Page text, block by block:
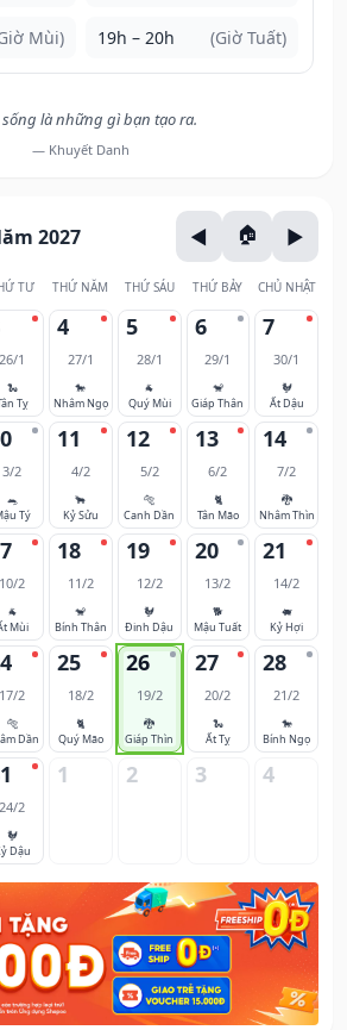
Mùi) 19h – 20h (Giờ Tuất)
sống là những gì bạn tạo ra.
— Khuyết Danh
2027
TƯ THỨ NĂM THỨ SÁU THỨ BẢY CHỦ NHẬT
26/1
🐍
Tỵ
4
27/1
🐎
Nhâm Ngọ
5
28/1
🐐
Quý Mùi
6
29/1
🐒
Giáp Thân
7
30/1
🐓
Ất Dậu
3/2
🐀
Tý
11
4/2
🐂
Kỷ Sửu
12
5/2
🐅
Canh Dần
13
6/2
🐈
Tân Mão
14
7/2
🐉
Nhâm Thìn
10/2
🐐
Mùi
18
11/2
🐒
Bính Thân
19
12/2
🐓
Đinh Dậu
20
13/2
🐕
Mậu Tuất
21
14/2
🐖
Kỷ Hợi
17/2
🐅
Dần
25
18/2
🐈
Quý Mão
26
19/2
🐉
Giáp Thìn
27
20/2
🐍
Ất Tỵ
28
21/2
🐎
Bính Ngọ
24/2
🐓
Dậu
1 2 3 4